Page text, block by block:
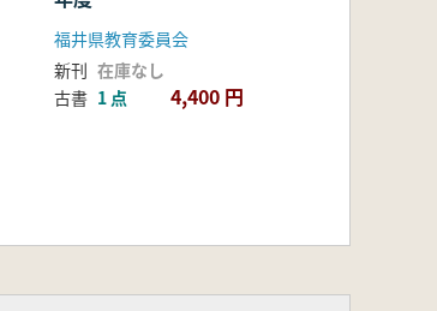
福井県教育委員会
新刊 在庫なし
古書 1 点 4,400 円